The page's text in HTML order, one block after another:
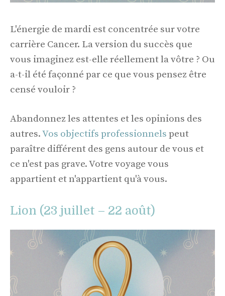
L'énergie de mardi est concentrée sur votre
carrière Cancer. La version du succès que
vous imaginez est-elle réellement la vôtre ? Ou
a-t-il été façonné par ce que vous pensez être
censé vouloir ?
Abandonnez les attentes et les opinions des
autres.Vos objectifs professionnels peut
paraître différent des gens autour de vous et
ce n'est pas grave. Votre voyage vous
appartient et n'appartient qu'à vous.
Lion (23 juillet – 22 août)